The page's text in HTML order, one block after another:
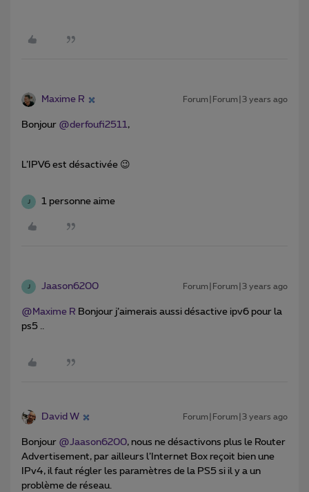
Maxime R Forum|Forum|3 years ago
Bonjour @derfoufi2511,
L’IPV6 est désactivée 😉
1 personne aime
Jaason6200 Forum|Forum|3 years ago
@Maxime R Bonjour j’aimerais aussi désactive ipv6 pour la
ps5 ..
David W Forum|Forum|3 years ago
Bonjour @Jaason6200, nous ne désactivons plus le Router
Advertisement, par ailleurs l’Internet Box reçoit bien une
IPv4, il faut régler les paramètres de la PS5 si il y a un
problème de réseau.